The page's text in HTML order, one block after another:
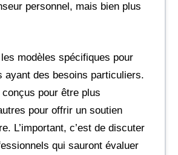
personnel, mais bien plus
modèles spécifiques pour
ayant des besoins particuliers.
pour être plus
pour offrir un soutien
L’important, c’est de discuter
qui sauront évaluer